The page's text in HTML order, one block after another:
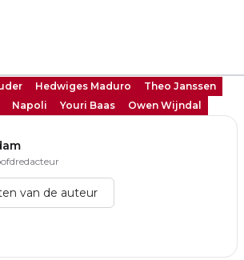
Hedwiges Maduro
Theo Janssen
Napoli Youri Baas Owen Wijndal
van de auteur